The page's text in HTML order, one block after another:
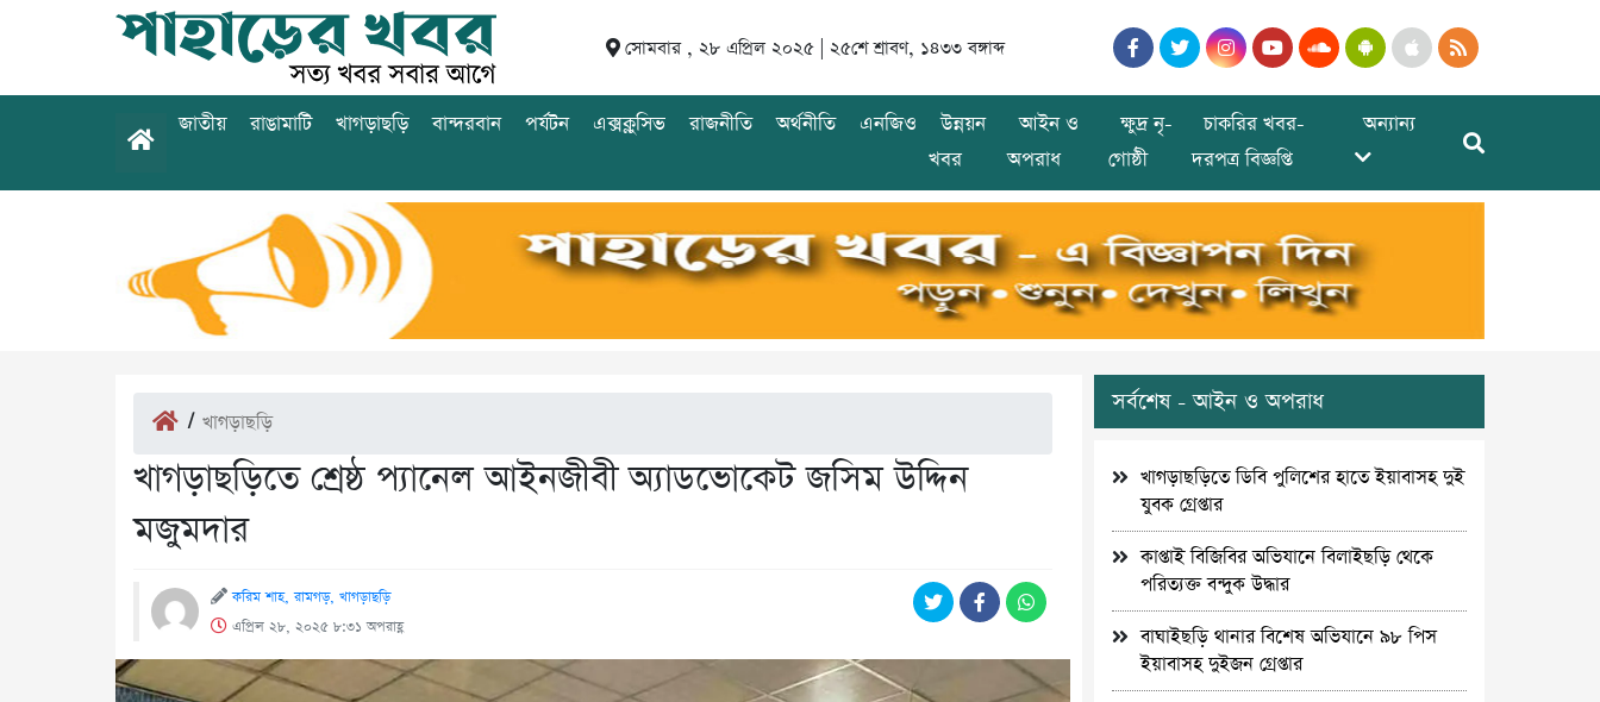
সোমবার , ২৮ এপ্রিল ২০২৫ | ২৫শে শ্রাবণ, ১৪৩৩ বঙ্গাব্দ
জাতীয় রাঙামাটি খাগড়াছড়ি বান্দরবান পর্যটন এক্সক্লুসিভ রাজনীতি অর্থনীতি এনজিও
উন্নয়ন
খবর
আইন ও
অপরাধ
ক্ষুদ্র নৃ-
গোষ্ঠী
চাকরির খবর-
দরপত্র বিজ্ঞপ্তি
অন্যান্য
/ খাগড়াছড়ি
খাগড়াছড়িতে শ্রেষ্ঠ প্যানেল আইনজীবী অ্যাডভোকেট জসিম উদ্দিন
মজুমদার
করিম শাহ, রামগড়, খাগড়াছড়ি
এপ্রিল ২৮, ২০২৫ ৮:৩১ অপরাহ্ণ
সর্বশেষ - আইন ও অপরাধ
খাগড়াছড়িতে ডিবি পুলিশের হাতে ইয়াবাসহ দুই
যুবক গ্রেপ্তার
কাপ্তাই বিজিবির অভিযানে বিলাইছড়ি থেকে
পরিত্যক্ত বন্দুক উদ্ধার
বাঘাইছড়ি থানার বিশেষ অভিযানে ৯৮ পিস
ইয়াবাসহ দুইজন গ্রেপ্তার